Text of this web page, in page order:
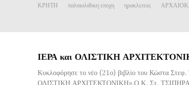
ΚΡΗΤΗ παλαιολιθικη εποχη ηρακλειτος
ΙΕΡΑ και ΟΛΙΣΤΙΚΗ
Κυκλοφόρησε το νέο (21ο) βιβλίο του Κώστα
ΟΛΙΣΤΙΚΗ ΑΡΧΙΤΕΚΤΟΝΙΚΗ».Ο Κ. Στ. ΤΣΙΠΗΡΑΣ